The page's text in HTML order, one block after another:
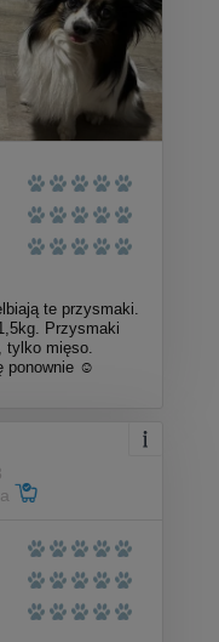
te przysmaki.
Przysmaki
tylko mięso.
ponownie ☺️